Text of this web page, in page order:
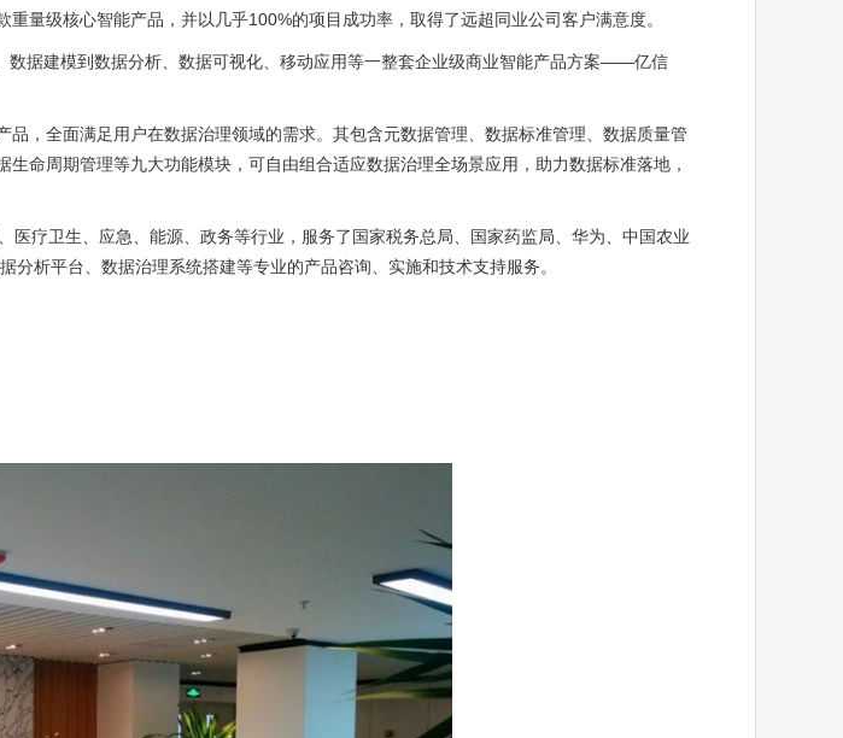
量级核心智能产品，并以几乎100%的项目成功率，取得了远超同业公司客户满意度。
据建模到数据分析、数据可视化、移动应用等一整套企业级商业智能产品方案——亿信
，全面满足用户在数据治理领域的需求。其包含元数据管理、数据标准管理、数据质量管
命周期管理等九大功能模块，可自由组合适应数据治理全场景应用，助力数据标准落地，
疗卫生、应急、能源、政务等行业，服务了国家税务总局、国家药监局、华为、中国农业
析平台、数据治理系统搭建等专业的产品咨询、实施和技术支持服务。